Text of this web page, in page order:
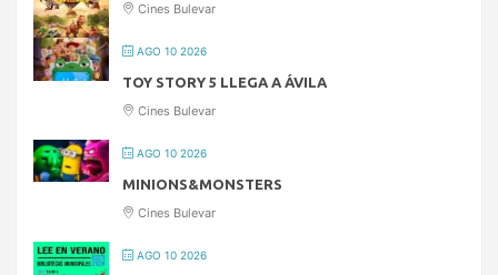
Cines Bulevar
AGO 10 2026
TOY STORY 5 LLEGA A ÁVILA
Cines Bulevar
AGO 10 2026
MINIONS&MONSTERS
Cines Bulevar
AGO 10 2026